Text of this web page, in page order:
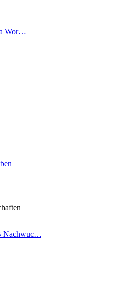
Wor…
Nachwuc…